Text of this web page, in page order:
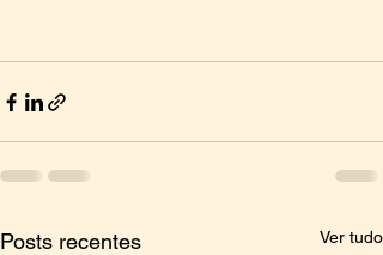
Posts recentes Ver tudo